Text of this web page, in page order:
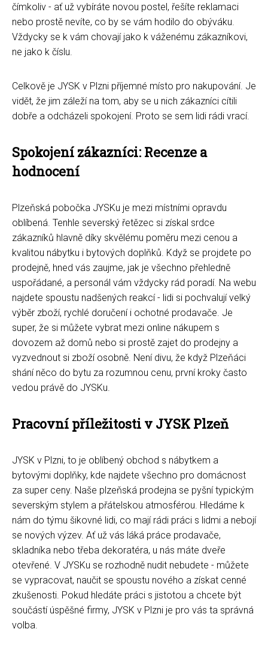
čímkoliv - ať už vybíráte novou postel, řešíte reklamaci
nebo prostě nevíte, co by se vám hodilo do obýváku.
Vždycky se k vám chovají jako k váženému zákazníkovi,
ne jako k číslu.
Celkově je JYSK v Plzni příjemné místo pro nakupování. Je
vidět, že jim záleží na tom, aby se u nich zákazníci cítili
dobře a odcházeli spokojení. Proto se sem lidi rádi vrací.
Spokojení zákazníci: Recenze a
hodnocení
Plzeňská pobočka JYSKu je mezi místními opravdu
oblíbená. Tenhle severský řetězec si získal srdce
zákazníků hlavně díky skvělému poměru mezi cenou a
kvalitou nábytku i bytových doplňků. Když se projdete po
prodejně, hned vás zaujme, jak je všechno přehledně
uspořádané, a personál vám vždycky rád poradí. Na webu
najdete spoustu nadšených reakcí - lidi si pochvalují velký
výběr zboží, rychlé doručení i ochotné prodavače. Je
super, že si můžete vybrat mezi online nákupem s
dovozem až domů nebo si prostě zajet do prodejny a
vyzvednout si zboží osobně. Není divu, že když Plzeňáci
shání něco do bytu za rozumnou cenu, první kroky často
vedou právě do JYSKu.
Pracovní příležitosti v JYSK Plzeň
JYSK v Plzni, to je oblíbený obchod s nábytkem a
bytovými doplňky, kde najdete všechno pro domácnost
za super ceny. Naše plzeňská prodejna se pyšní typickým
severským stylem a přátelskou atmosférou. Hledáme k
nám do týmu šikovné lidi, co mají rádi práci s lidmi a nebojí
se nových výzev. Ať už vás láká práce prodavače,
skladníka nebo třeba dekoratéra, u nás máte dveře
otevřené. V JYSKu se rozhodně nudit nebudete - můžete
se vypracovat, naučit se spoustu nového a získat cenné
zkušenosti. Pokud hledáte práci s jistotou a chcete být
součástí úspěšné firmy, JYSK v Plzni je pro vás ta správná
volba.